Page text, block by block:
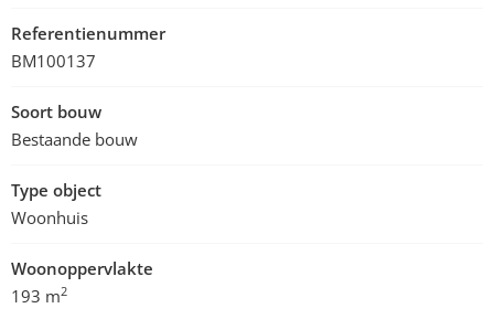
Referentienummer
BM100137
Soort bouw
Bestaande bouw
Type object
Woonhuis
Woonoppervlakte
193 m2